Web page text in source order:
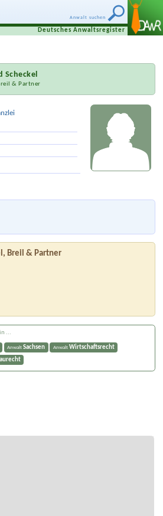
Anwalt suchen
Deutsches Anwaltsregister
Scheckel
& Partner
Breil & Partner
...
AnwaltSachsen Anwalt Wirtschaftsrecht